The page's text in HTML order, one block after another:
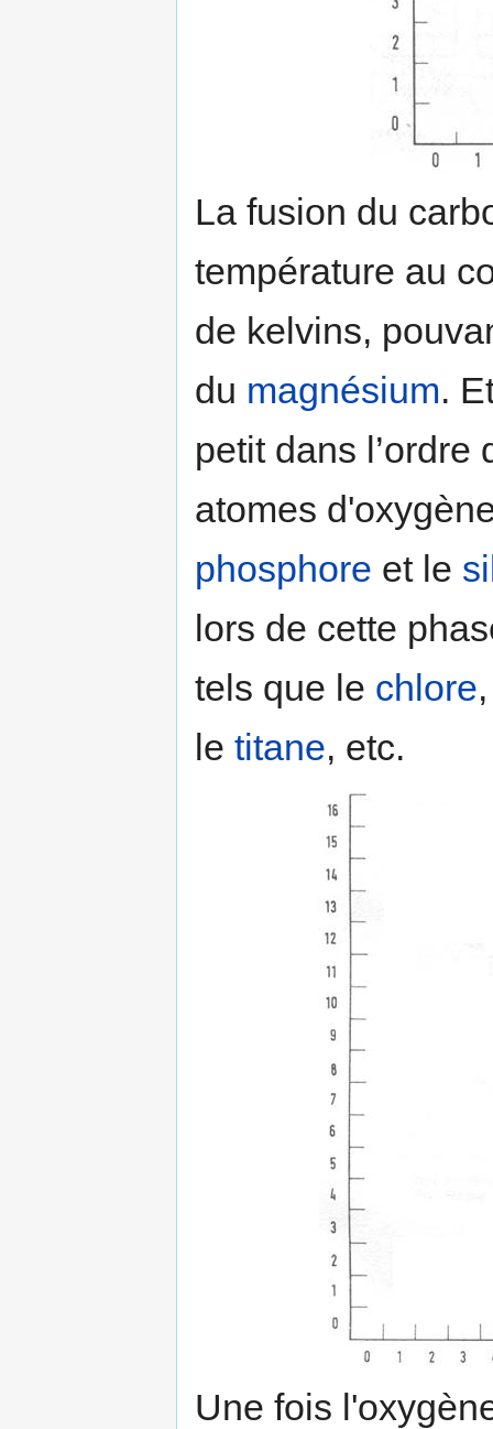
La fusion du
température au
de kelvins,
du magnésium.
petit dans
atomes
phosphore et le
lors de cette
tels que le chlore
le titane, etc.
Une fois